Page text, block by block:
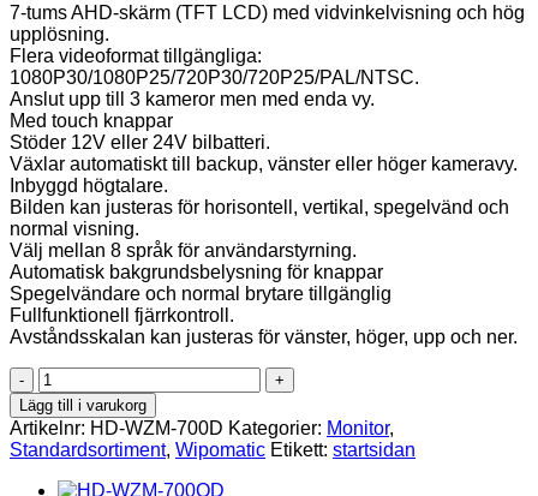
7-tums AHD-skärm (TFT LCD) med vidvinkelvisning och hög
upplösning.
Flera videoformat tillgängliga:
1080P30/1080P25/720P30/720P25/PAL/NTSC.
Anslut upp till 3 kameror men med enda vy.
Med touch knappar
Stöder 12V eller 24V bilbatteri.
Växlar automatiskt till backup, vänster eller höger kameravy.
Inbyggd högtalare.
Bilden kan justeras för horisontell, vertikal, spegelvänd och
normal visning.
Välj mellan 8 språk för användarstyrning.
Automatisk bakgrundsbelysning för knappar
Spegelvändare och normal brytare tillgänglig
Fullfunktionell fjärrkontroll.
Avståndsskalan kan justeras för vänster, höger, upp och ner.
HD-
WZM-
700D,
Singel
Monitor
med
Lägg till i varukorg
Artikelnr: HD-WZM-700D Kategorier: Monitor,
Standardsortiment, Wipomatic Etikett: startsidan